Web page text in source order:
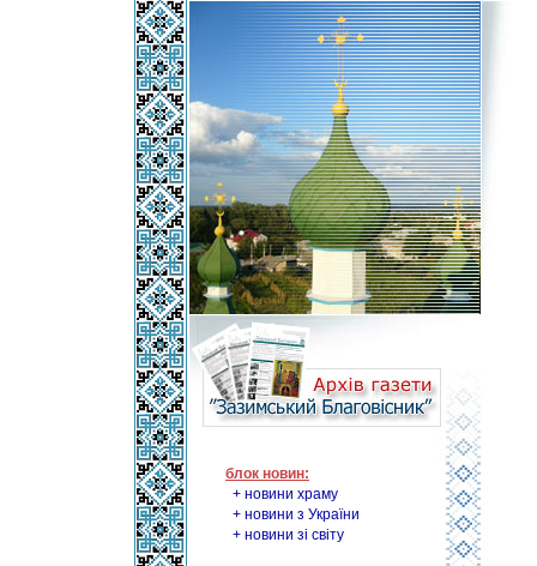
блок новин:
+ новини храму
+ новини з України
+ новини зі світу